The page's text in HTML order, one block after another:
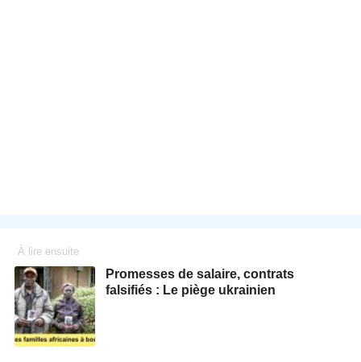
À lire ensuite
Promesses de salaire, contrats
falsifiés : Le piège ukrainien